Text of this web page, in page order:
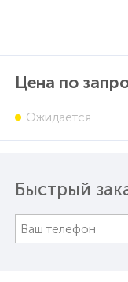
Цена по
Ожидается
Быстрый